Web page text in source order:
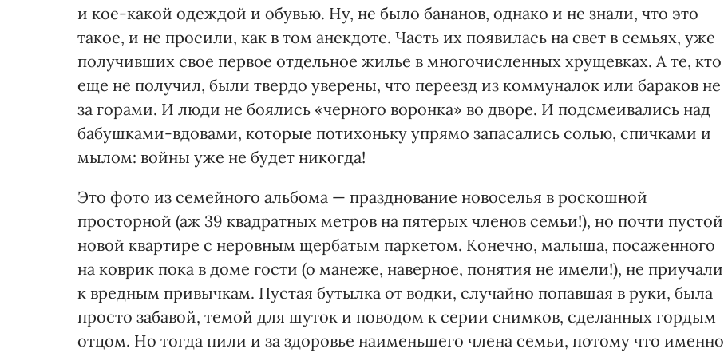
и кое-какой одеждой и обувью. Ну, не было бананов, однако и не знали, что это
такое, и не просили, как в том анекдоте. Часть их появилась на свет в семьях, уже
получивших свое первое отдельное жилье в многочисленных хрущевках. А те, кто
еще не получил, были твердо уверены, что переезд из коммуналок или бараков не
за горами. И люди не боялись «черного воронка» во дворе. И подсмеивались над
бабушками-вдовами, которые потихоньку упрямо запасались солью, спичками и
мылом: войны уже не будет никогда!
Это фото из семейного альбома — празднование новоселья в роскошной
просторной (аж 39 квадратных метров на пятерых членов семьи!), но почти пустой
новой квартире с неровным щербатым паркетом. Конечно, малыша, посаженного
на коврик пока в доме гости (о манеже, наверное, понятия не имели!), не приучали
к вредным привычкам. Пустая бутылка от водки, случайно попавшая в руки, была
просто забавой, темой для шуток и поводом к серии снимков, сделанных гордым
отцом. Но тогда пили и за здоровье наименьшего члена семьи, потому что именно